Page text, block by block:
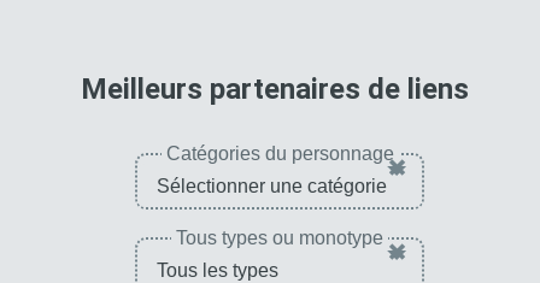
Meilleurs partenaires de liens
Catégories du personnage×
Tous types ou monotype ×